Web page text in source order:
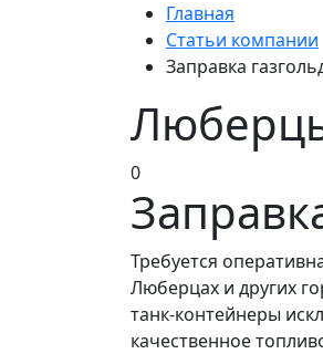
Главная
Статьи компании
Заправка
0
Требуется
Люберцах и других
танк-контейнеры
качественное